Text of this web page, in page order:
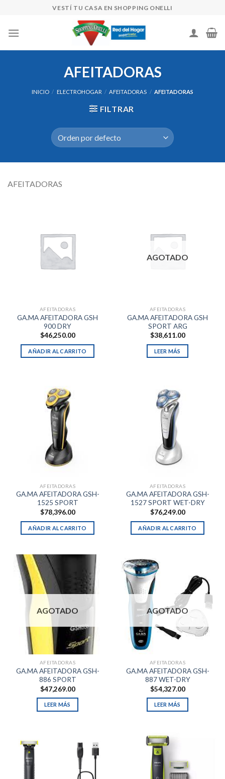
content
VESTÍ TU CASA EN SHOPPING ONELLI
AFEITADORAS
INICIO / ELECTROHOGAR / AFEITADORAS / AFEITADORAS
FILTRAR
AFEITADORAS
AFEITADORAS
GA.MA AFEITADORA GSH
900 DRY
$46,250.00
AÑADIR AL CARRITO
AGOTADO
AFEITADORAS
GA.MA AFEITADORA GSH
SPORT ARG
$38,611.00
LEER MÁS
AFEITADORAS
GA.MA AFEITADORA GSH-
1525 SPORT
$78,396.00
AÑADIR AL CARRITO
AFEITADORAS
GA.MA AFEITADORA GSH-
1527 SPORT WET-DRY
$76,249.00
AÑADIR AL CARRITO
AGOTADO
AFEITADORAS
GA.MA AFEITADORA GSH-
886 SPORT
$47,269.00
LEER MÁS
AGOTADO
AFEITADORAS
GA.MA AFEITADORA GSH-
887 WET-DRY
$54,327.00
LEER MÁS